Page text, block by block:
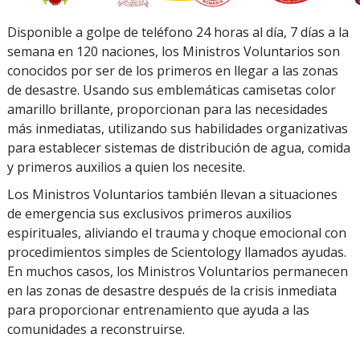
Disponible a golpe de teléfono 24 horas al día, 7 días a la
semana en 120 naciones, los Ministros Voluntarios son
conocidos por ser de los primeros en llegar a las zonas
de desastre. Usando sus emblemáticas camisetas color
amarillo brillante, proporcionan para las necesidades
más inmediatas, utilizando sus habilidades organizativas
para establecer sistemas de distribución de agua, comida
y primeros auxilios a quien los necesite.
Los Ministros Voluntarios también llevan a situaciones
de emergencia sus exclusivos primeros auxilios
espirituales, aliviando el trauma y choque emocional con
procedimientos simples de Scientology llamados ayudas.
En muchos casos, los Ministros Voluntarios permanecen
en las zonas de desastre después de la crisis inmediata
para proporcionar entrenamiento que ayuda a las
comunidades a reconstruirse.